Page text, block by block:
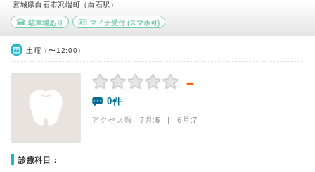
宮城県白石市沢端町（白石駅）
駐車場あり マイナ受付(スマホ可)
土曜（〜12:00）
－
0件
アクセス数 7月:5 | 6月:7
診療科目：